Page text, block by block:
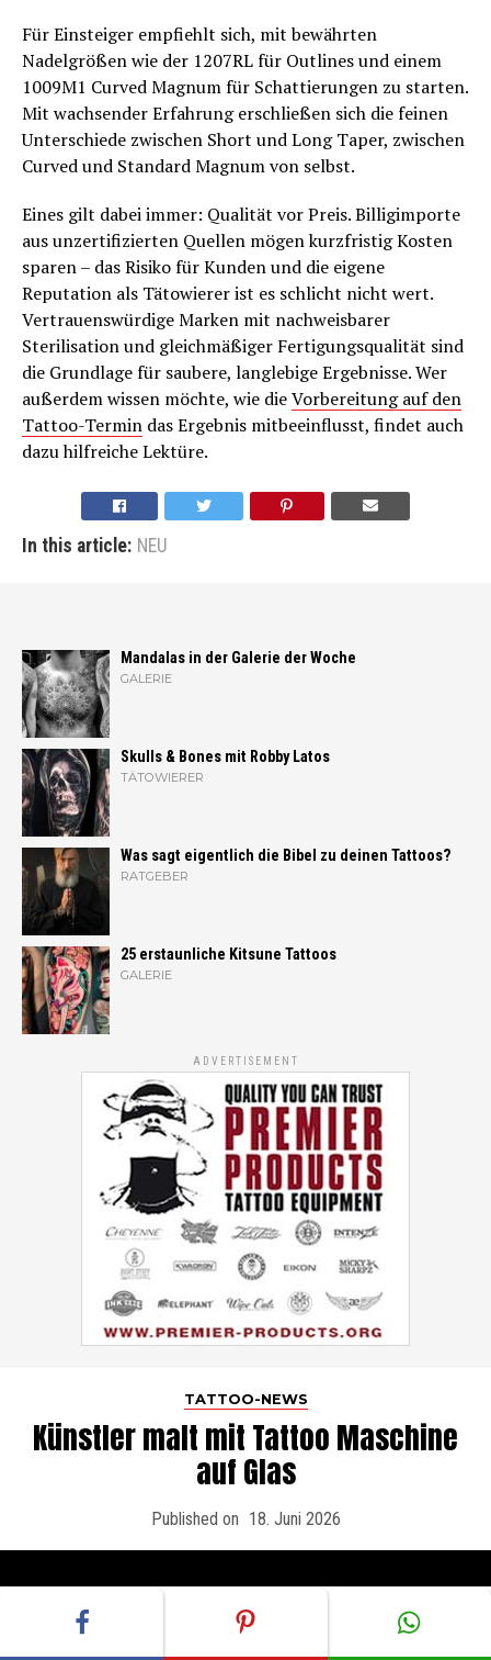
Für Einsteiger empfiehlt sich, mit bewährten
Nadelgrößen wie der 1207RL für Outlines und einem
1009M1 Curved Magnum für Schattierungen zu starten.
Mit wachsender Erfahrung erschließen sich die feinen
Unterschiede zwischen Short und Long Taper, zwischen
Curved und Standard Magnum von selbst.
Eines gilt dabei immer: Qualität vor Preis. Billigimporte
aus unzertifizierten Quellen mögen kurzfristig Kosten
sparen – das Risiko für Kunden und die eigene
Reputation als Tätowierer ist es schlicht nicht wert.
Vertrauenswürdige Marken mit nachweisbarer
Sterilisation und gleichmäßiger Fertigungsqualität sind
die Grundlage für saubere, langlebige Ergebnisse. Wer
außerdem wissen möchte, wie dieVorbereitung auf den
Tattoo-Termin das Ergebnis mitbeeinflusst, findet auch
dazu hilfreiche Lektüre.
In this article: NEU
Mandalas in der Galerie der Woche
GALERIE
Skulls & Bones mit Robby Latos
TÄTOWIERER
Was sagt eigentlich die Bibel zu deinen Tattoos?
RATGEBER
25 erstaunliche Kitsune Tattoos
GALERIE
ADVERTISEMENT
TATTOO-NEWS
Künstler malt mit Tattoo Maschine
auf Glas
Published on 18. Juni 2026